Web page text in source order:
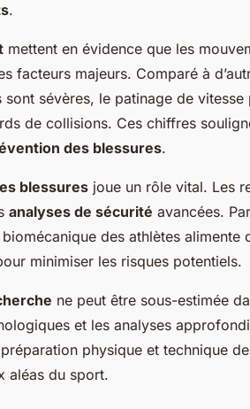
.
mettent en évidence que les
facteurs majeurs. Comparé à
sévères, le patinage de vitesse
de collisions. Ces chiffres
des blessures.
blessures joue un rôle vital. Les
analyses de sécurité avancées.
des athlètes alimente
minimiser les risques potentiels.
ne peut être sous-estimée
et les analyses
physique et technique
aléas du sport.